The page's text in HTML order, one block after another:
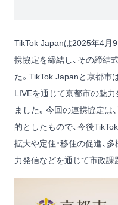
TikTok Japanは2025年4月9
携協定を締結し、その締結
た。TikTok Japanと京都市
LIVEを通じて京都市の魅
ました。今回の連携協定は
的としたもので、今後
拡大や定住・移住の促進、
力発信などを通じて市政課